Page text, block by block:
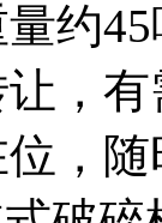
约
，
，